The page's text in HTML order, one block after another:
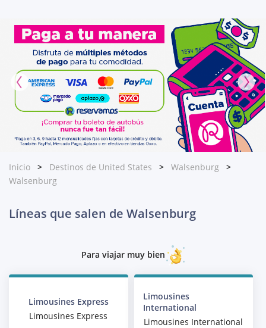
Inicio Destinos de United States
Walsenburg
Walsenburg
Líneas que salen de Walsenburg
Para viajar muy bien
Limousines Express
Limousines Express
Limousines
International
Limousines International